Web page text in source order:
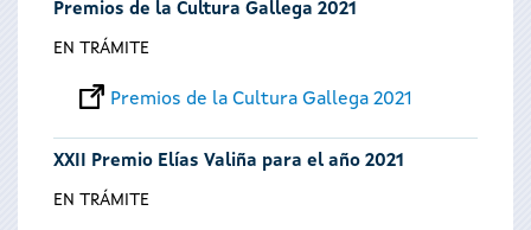
Premios de la Cultura Gallega 2021
EN TRÁMITE
Premios de la Cultura Gallega 2021
XXII Premio Elías Valiña para el año 2021
EN TRÁMITE